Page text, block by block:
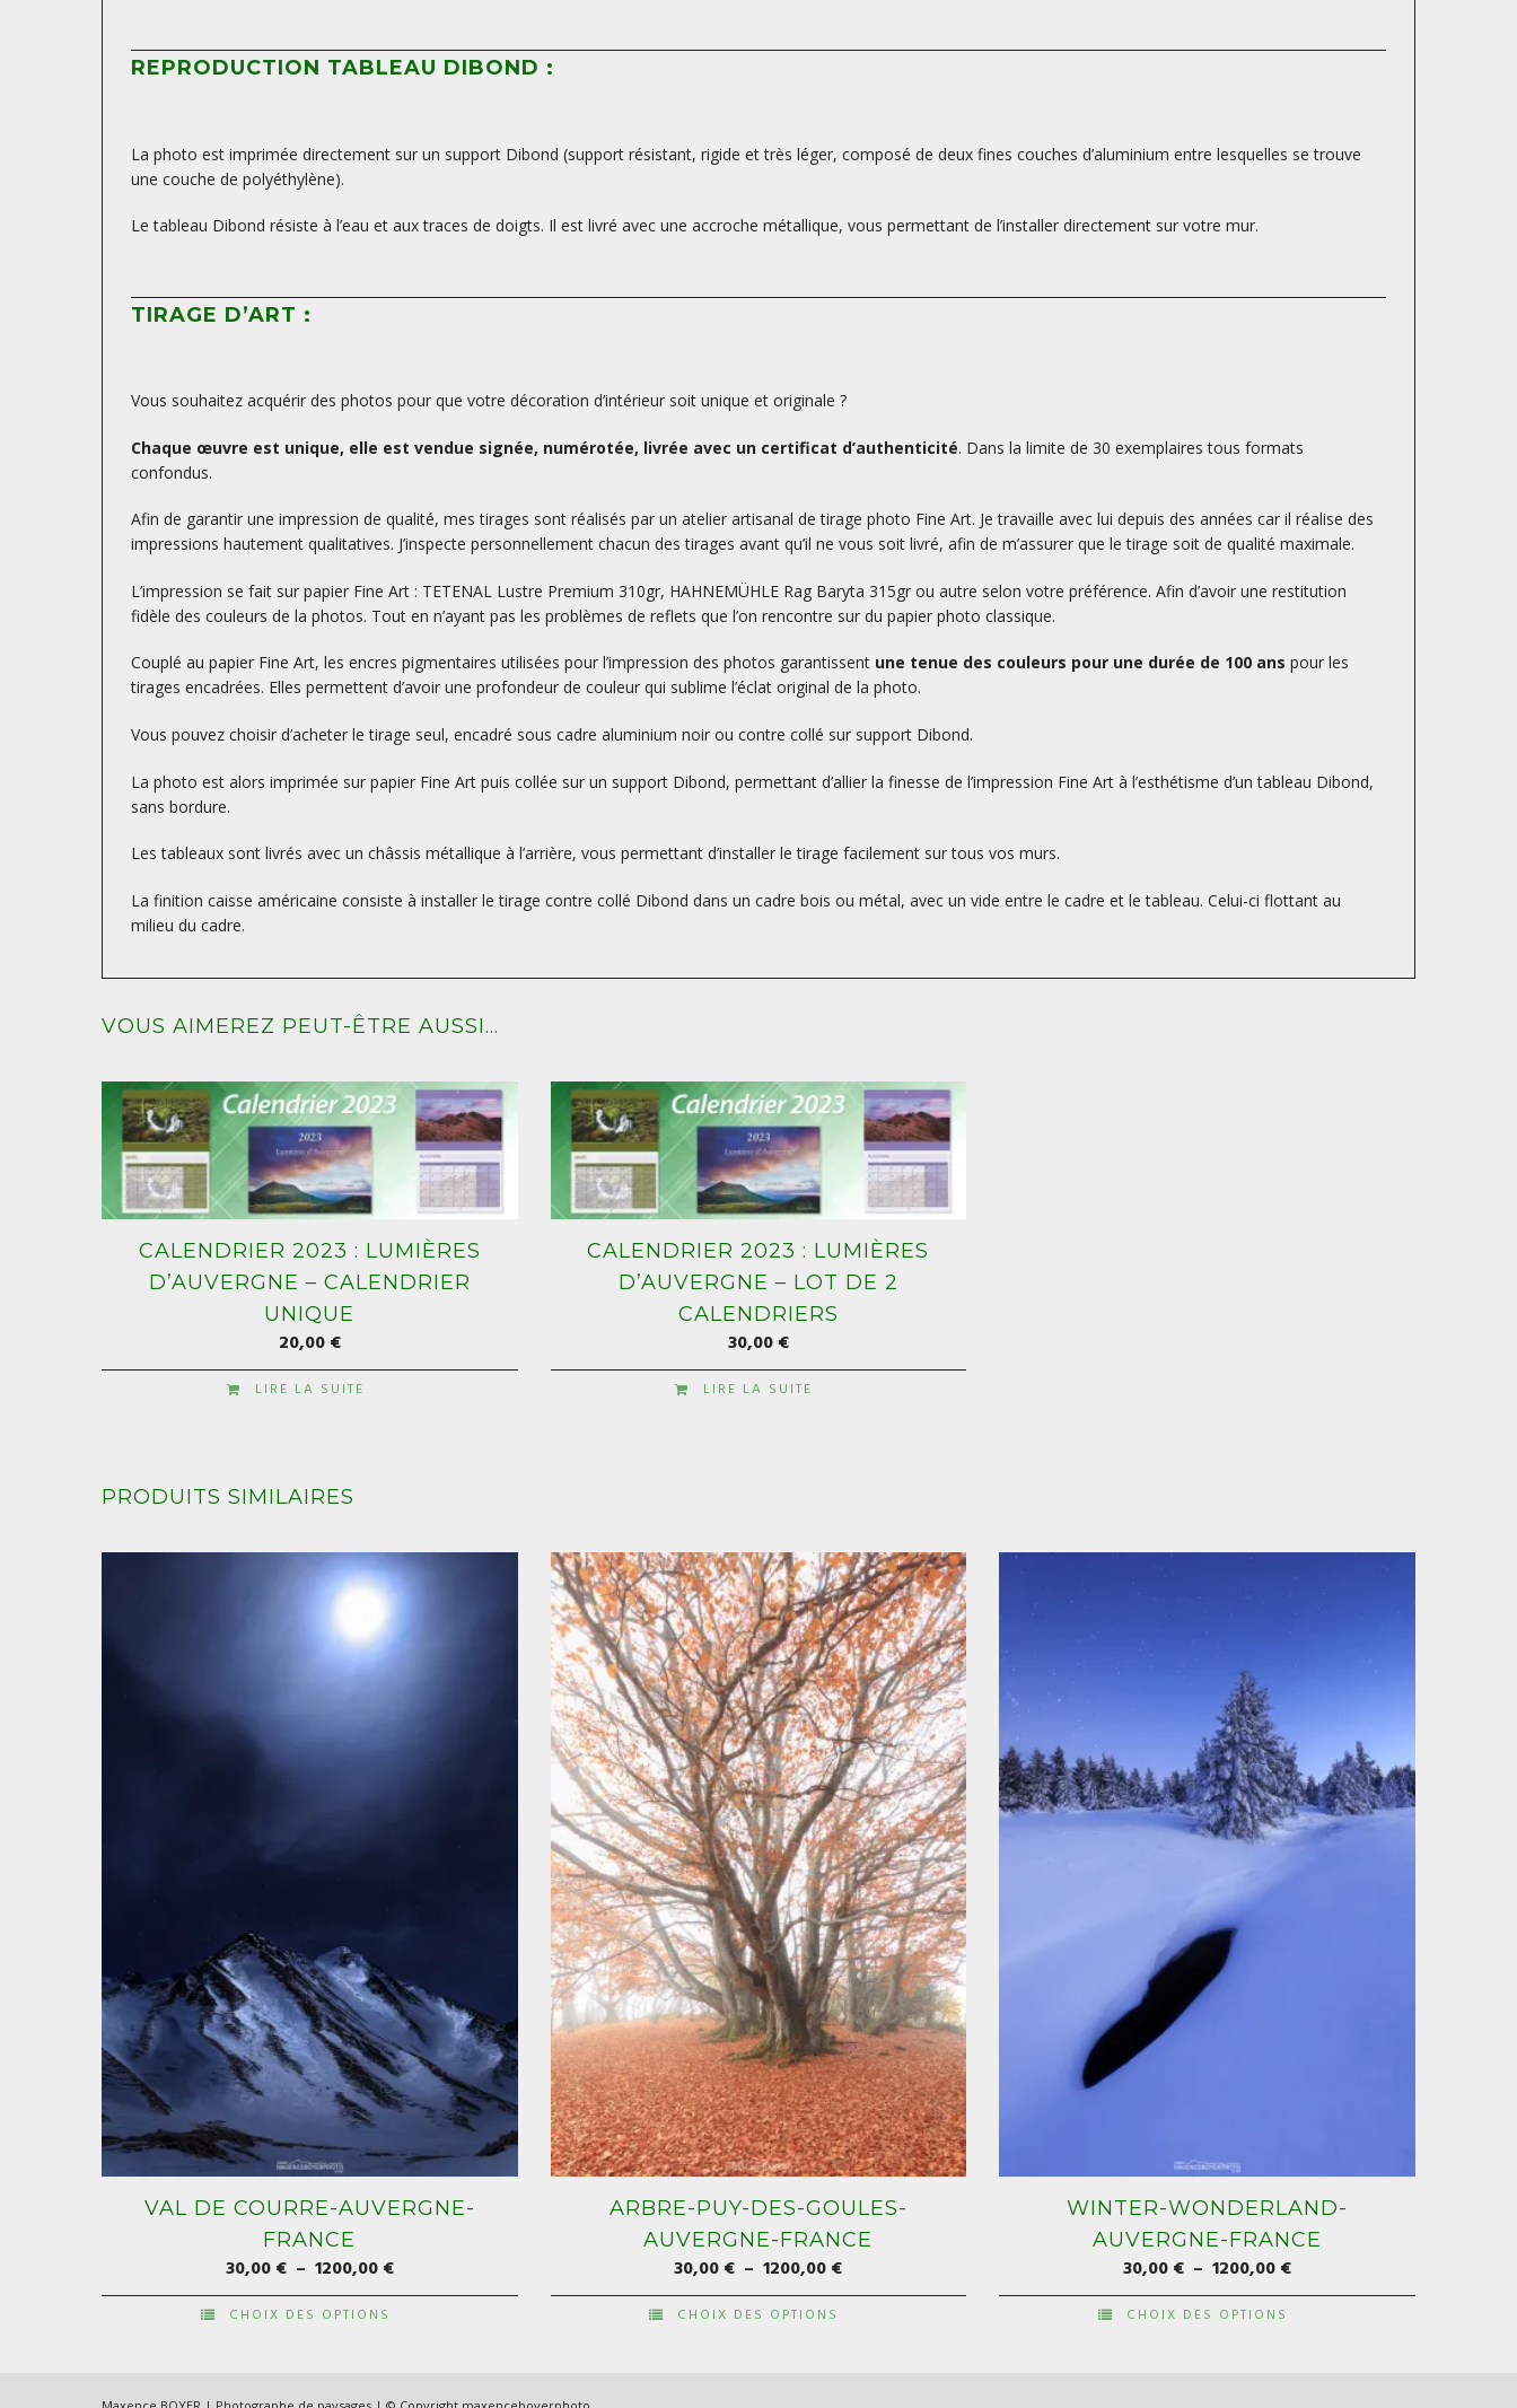
REPRODUCTION TABLEAU DIBOND :
La photo est imprimée directement sur un support Dibond (support résistant, rigide et très léger, composé de deux fines couches d’aluminium entre lesquelles se trouve
une couche de polyéthylène).
Le tableau Dibond résiste à l’eau et aux traces de doigts. Il est livré avec une accroche métallique, vous permettant de l’installer directement sur votre mur.
TIRAGE D’ART :
Vous souhaitez acquérir des photos pour que votre décoration d’intérieur soit unique et originale ?
Chaque œuvre est unique, elle est vendue signée, numérotée, livrée avec un certificat d’authenticité. Dans la limite de 30 exemplaires tous formats
confondus.
Afin de garantir une impression de qualité, mes tirages sont réalisés par un atelier artisanal de tirage photo Fine Art. Je travaille avec lui depuis des années car il réalise des
impressions hautement qualitatives. J’inspecte personnellement chacun des tirages avant qu’il ne vous soit livré, afin de m’assurer que le tirage soit de qualité maximale.
L’impression se fait sur papier Fine Art : TETENAL Lustre Premium 310gr, HAHNEMÜHLE Rag Baryta 315gr ou autre selon votre préférence. Afin d’avoir une restitution
fidèle des couleurs de la photos. Tout en n’ayant pas les problèmes de reflets que l’on rencontre sur du papier photo classique.
Couplé au papier Fine Art, les encres pigmentaires utilisées pour l’impression des photos garantissent une tenue des couleurs pour une durée de 100 ans pour les
tirages encadrées. Elles permettent d’avoir une profondeur de couleur qui sublime l’éclat original de la photo.
Vous pouvez choisir d’acheter le tirage seul, encadré sous cadre aluminium noir ou contre collé sur support Dibond.
La photo est alors imprimée sur papier Fine Art puis collée sur un support Dibond, permettant d’allier la finesse de l’impression Fine Art à l’esthétisme d’un tableau Dibond,
sans bordure.
Les tableaux sont livrés avec un châssis métallique à l’arrière, vous permettant d’installer le tirage facilement sur tous vos murs.
La finition caisse américaine consiste à installer le tirage contre collé Dibond dans un cadre bois ou métal, avec un vide entre le cadre et le tableau. Celui-ci flottant au
milieu du cadre.
VOUS AIMEREZ PEUT-ÊTRE AUSSI…
CALENDRIER 2023 : LUMIÈRES
D’AUVERGNE – CALENDRIER
UNIQUE
20,00€
LIRE LA SUITE
CALENDRIER 2023 : LUMIÈRES
D’AUVERGNE – LOT DE 2
CALENDRIERS
30,00€
LIRE LA SUITE
PRODUITS SIMILAIRES
VAL DE COURRE-AUVERGNE-
FRANCE
30,00€ – 1200,00€Plage
de
CHOIX DES OPTIONS
ARBRE-PUY-DES-GOULES-
AUVERGNE-FRANCE
30,00€ – 1200,00€Plage
de
CHOIX DES OPTIONS
WINTER-WONDERLAND-
AUVERGNE-FRANCE
30,00€ – 1200,00€Plage
de
CHOIX DES OPTIONS